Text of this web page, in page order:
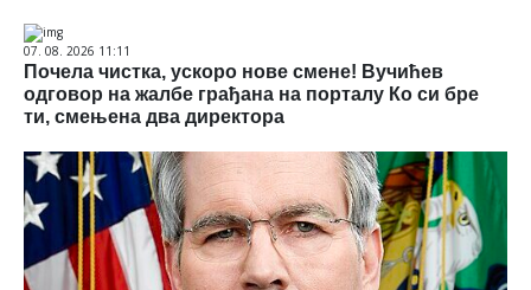
07. 08. 2026 11:11
Почела чистка, ускоро нове смене! Вучићев
одговор на жалбе грађана на порталу Ко си бре
ти, смењена два директора